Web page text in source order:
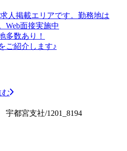
人掲載エリアです。勤務地は
Web面接実施中
多数あり！
ご紹介します♪
む
都宮支社/1201_8194